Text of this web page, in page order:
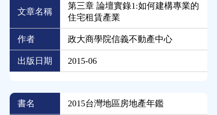
文章名稱
第三章 論壇實錄1:如何建構專業的
住宅租賃產業
作者 政大商學院信義不動產中心
出版日期 2015-06
書名 2015台灣地區房地產年鑑